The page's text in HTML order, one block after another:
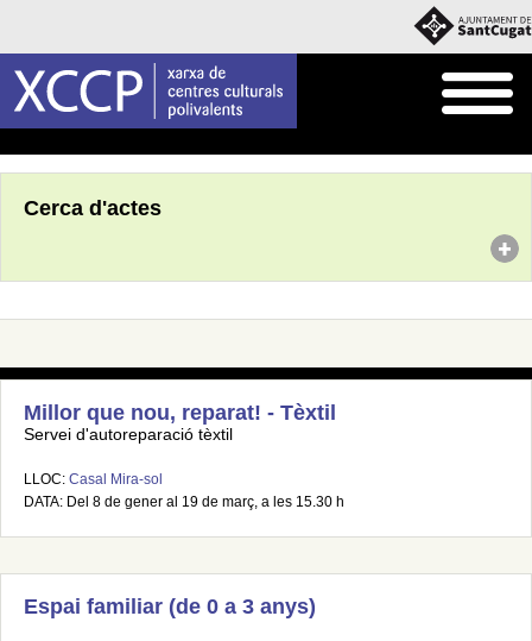
Cerca d'actes
Millor que nou, reparat! - Tèxtil
Servei d'autoreparació tèxtil
LLOC: Casal Mira-sol
DATA: Del 8 de gener al 19 de març, a les 15.30 h
Espai familiar (de 0 a 3 anys)